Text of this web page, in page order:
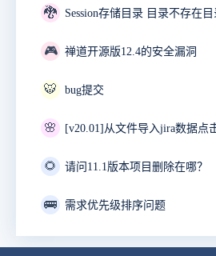
🐉 Session存储目录 目录不存在
🎮 禅道开源版12.4的安全漏洞
🐯 bug提交
🌸 [v20.01]从文件导入jira数据点
🌻 请问11.1版本项目删除在哪？
🚌 需求优先级排序问题